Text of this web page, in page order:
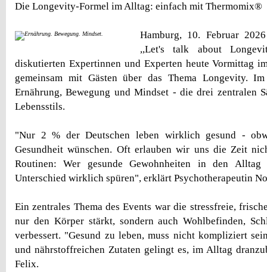
Die Longevity-Formel im Alltag: einfach mit Thermomix®
Hamburg, 10. Februar
,,Let's talk about
diskutierten Expertinnen und Experten heute Vormittag
gemeinsam mit Gästen über das Thema Longevity.
Ernährung, Bewegung und Mindset - die drei zentralen
Lebensstils.
"Nur 2 % der Deutschen leben wirklich gesund -
Gesundheit wünschen. Oft erlauben wir uns die Zeit
Routinen: Wer gesunde Gewohnheiten in den
Unterschied wirklich spüren", erklärt Psychotherapeutin
Ein zentrales Thema des Events war die stressfreie,
nur den Körper stärkt, sondern auch Wohlbefinden,
verbessert. "Gesund zu leben, muss nicht kompliziert
und nährstoffreichen Zutaten gelingt es, im Alltag
Felix.